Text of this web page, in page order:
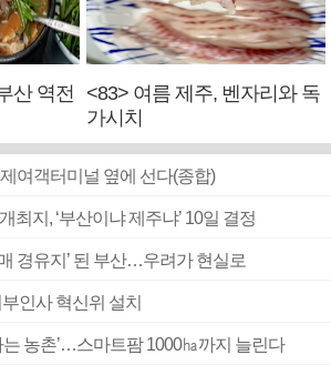
산 역전
<83> 여름 제주, 벤자리와 독
가시치
여객터미널 옆에 선다(종합)
최지, ‘부산이냐 제주냐’ 10일 결정
경유지’ 된 부산…우려가 현실로
인사 혁신위 설치
는 농촌’…스마트팜 1000㏊까지 늘린다